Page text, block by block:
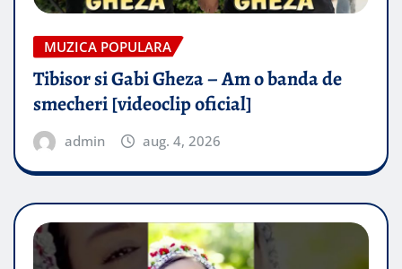
MUZICA POPULARA
Tibisor si Gabi Gheza – Am o banda de
smecheri [videoclip oficial]
admin aug. 4, 2026